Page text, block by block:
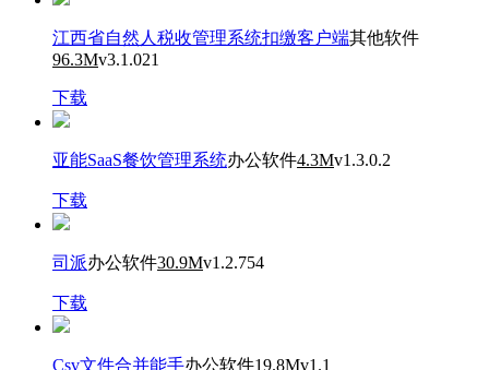
江西省自然人税收管理系统扣缴客户端其他软件
96.3Mv3.1.021
下载
亚能SaaS餐饮管理系统办公软件4.3Mv1.3.0.2
下载
司派办公软件30.9Mv1.2.754
下载
Csv文件合并能手办公软件19.8Mv1.1